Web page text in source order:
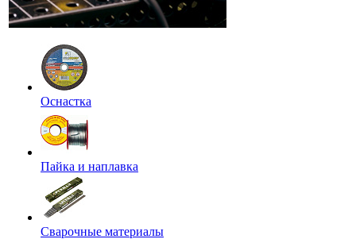
Оснастка
Пайка и наплавка
Сварочные материалы